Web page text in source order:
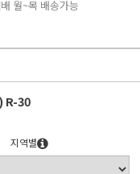
월~목 배송가능
R-30
지역별